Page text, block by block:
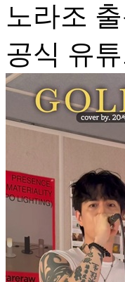
노라조
공식 유